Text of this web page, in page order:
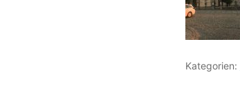
Kategorien: